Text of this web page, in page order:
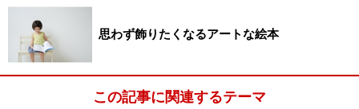
思わず飾りたくなるアートな絵本
この記事に関連するテーマ